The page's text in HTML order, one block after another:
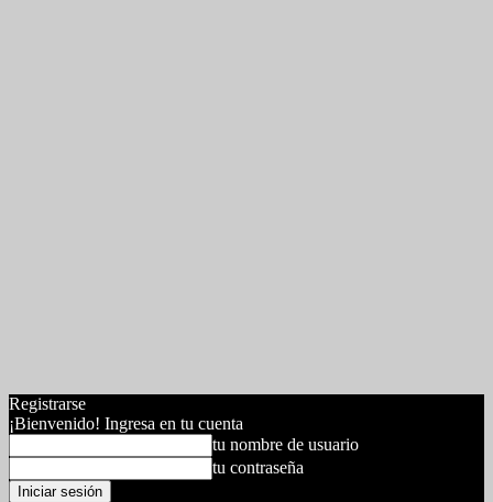
Registrarse
¡Bienvenido! Ingresa en tu cuenta
tu nombre de usuario
tu contraseña